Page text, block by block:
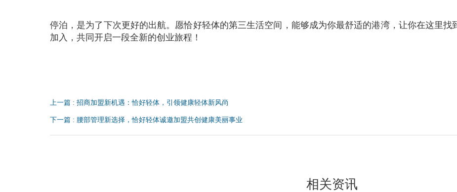
停泊，是为了下次更好的出航。愿恰好轻体的第三生活空间，能够成为你最舒适的港湾，让你在这里
加入，共同开启一段全新的创业旅程！
上一篇 : 招商加盟新机遇：恰好轻体，引领健康轻体新风尚
下一篇 : 腰部管理新选择，恰好轻体诚邀加盟共创健康美丽事业
相关资讯